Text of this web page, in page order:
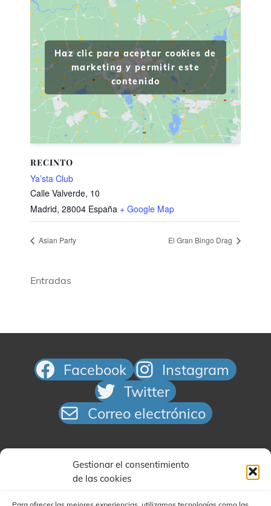
Gestionar el consentimiento
de las cookies
RECINTO
Ya’sta Club
Calle Valverde, 10
Madrid, 28004 España + Google Map
Haz clic para aceptar cookies de
marketing y permitir este
contenido
Asian Party El Gran Bingo Drag
Entradas
Facebook
Instagram
Twitter
Correo electrónico